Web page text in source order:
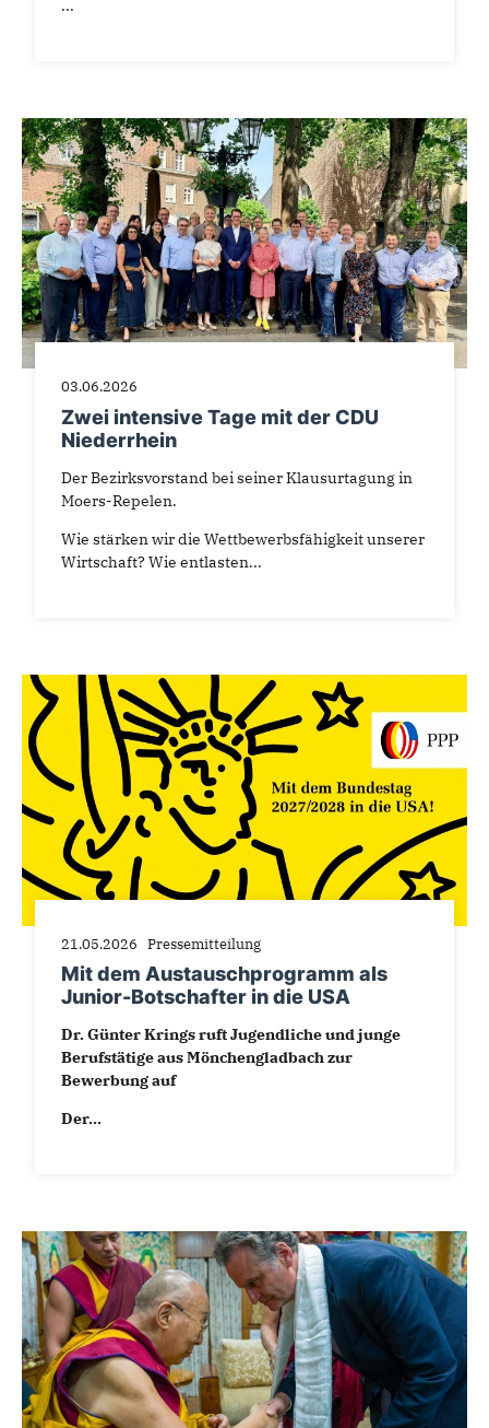
...
03.06.2026
Zwei intensive Tage mit der CDU
Niederrhein
Der Bezirksvorstand bei seiner Klausurtagung in
Moers-Repelen.
Wie stärken wir die Wettbewerbsfähigkeit unserer
Wirtschaft? Wie entlasten...
21.05.2026 Pressemitteilung
Mit dem Austauschprogramm als
Junior-Botschafter in die USA
Dr. Günter Krings ruft Jugendliche und junge
Berufstätige aus Mönchengladbach zur
Bewerbung auf
Der...